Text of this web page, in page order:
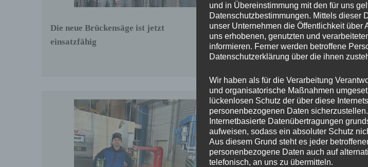
Die neue Brückensäge ist jetzt
einsatzfähig
Auf Bewährtes gesetzt
Gelenkarmschleifmaschine
GLA-F
und in Übereinstimmung mit den für uns
Datenschutzbestimmungen. Mittels dieser
unser Unternehmen die Öffentlichkeit über
uns erhobenen, genutzten und
informieren. Ferner werden betroffene
Datenschutzerklärung über die ihnen
Wir haben als für die Verarbeitung
und organisatorische Maßnahmen
lückenlosen Schutz der über diese
personenbezogenen Daten
Internetbasierte Datenübertragungen
aufweisen, sodass ein absoluter Schutz
Aus diesem Grund steht es jeder
personenbezogene Daten auch auf
telefonisch, an uns zu übermitteln.